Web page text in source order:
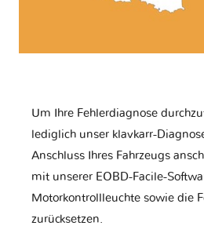
Um Ihre Fehlerdiagnose
lediglich unser klavkarr-
Anschluss Ihres Fahrzeugs
mit unserer EOBD-Facile-
Motorkontrollleuchte sowie die
zurücksetzen.